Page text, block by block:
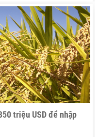
triệu USD để nhập